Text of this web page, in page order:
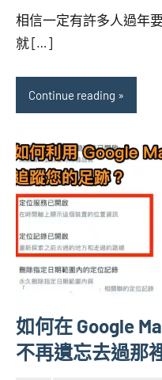
芋
相信一定有許多人過年
就 […]
Continue reading
如何在 Google
不再遺忘去過那